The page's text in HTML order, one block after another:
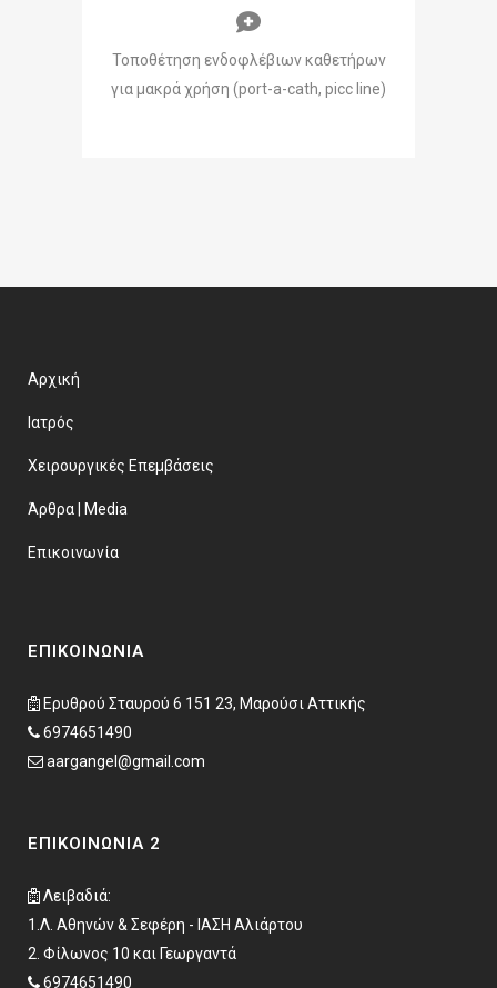
Τοποθέτηση ενδοφλέβιων καθετήρων
για μακρά χρήση (port-a-cath, picc line)
Αρχική
Ιατρός
Χειρουργικές Επεμβάσεις
Άρθρα | Μedia
Επικοινωνία
ΕΠΙΚΟΙΝΩΝΊΑ
Ερυθρού Σταυρού 6 151 23, Μαρούσι Αττικής
6974651490
aargangel@gmail.com
ΕΠΙΚΟΙΝΩΝΊΑ 2
Λειβαδιά:
1.Λ. Αθηνών & Σεφέρη - ΙΑΣΗ Αλιάρτου
2. Φίλωνος 10 και Γεωργαντά
6974651490